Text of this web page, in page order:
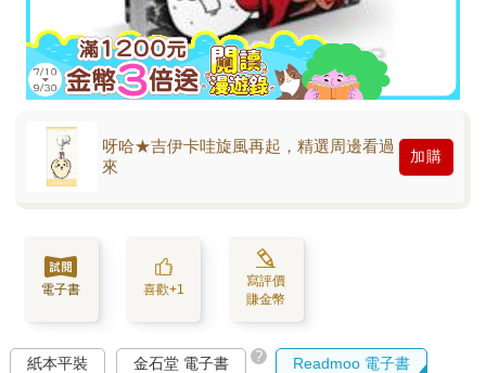
呀哈★吉伊卡哇旋風再起，精選周邊看過
來
加購
電子書 喜歡+1
寫評價
賺金幣
紙本平裝 金石堂 電子書 ? Readmoo 電子書